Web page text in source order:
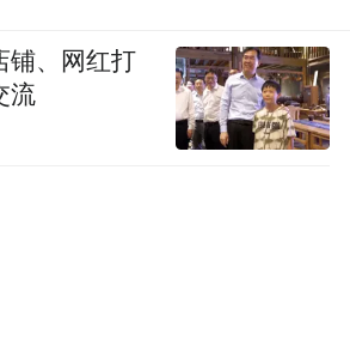
史时，这些新徽章至少提供
角——让人们在关注比赛之
球员与世界杯之间的不同故
铺、网红打
流